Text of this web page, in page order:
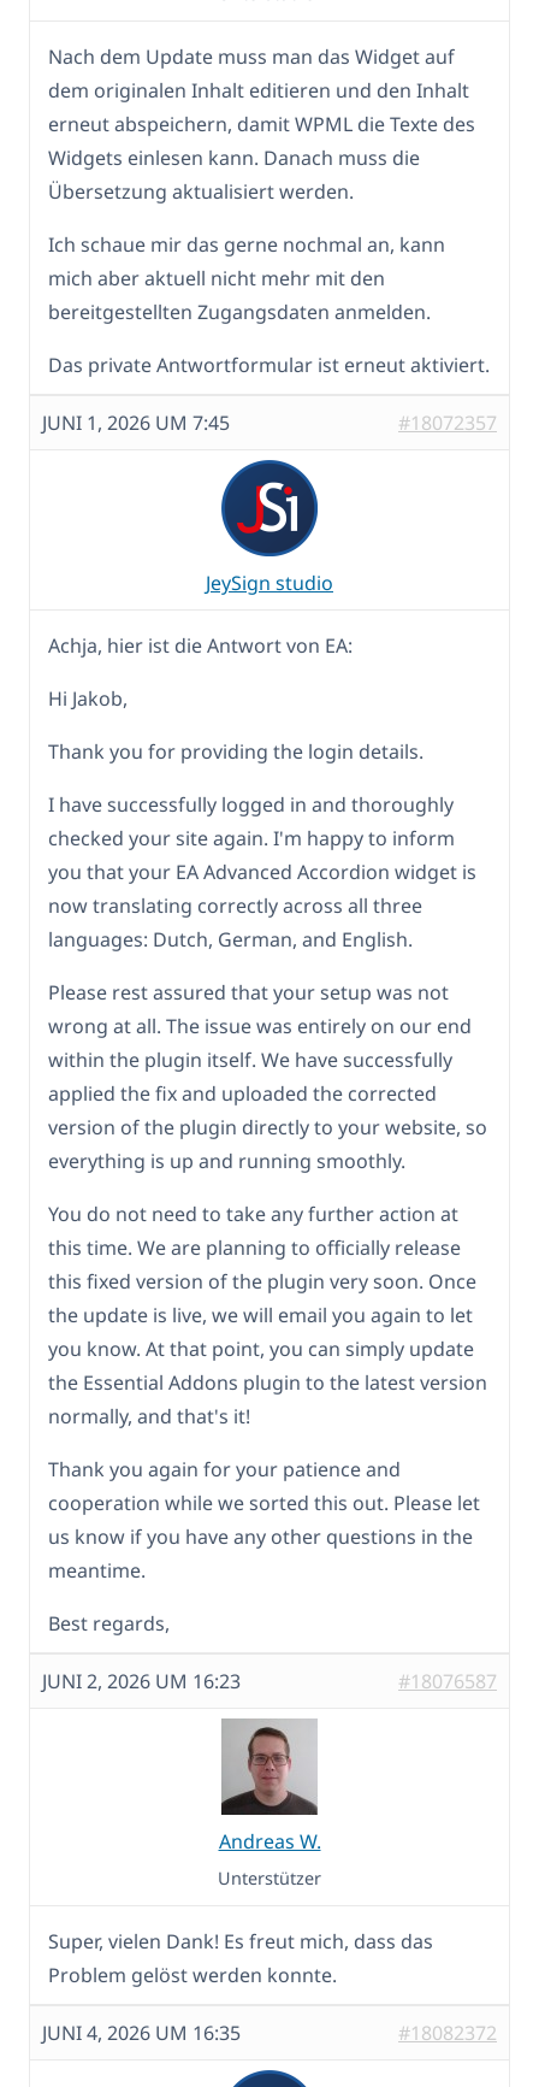
Nach dem Update muss man das Widget auf
dem originalen Inhalt editieren und den Inhalt
erneut abspeichern, damit WPML die Texte des
Widgets einlesen kann. Danach muss die
Übersetzung aktualisiert werden.
Ich schaue mir das gerne nochmal an, kann
mich aber aktuell nicht mehr mit den
bereitgestellten Zugangsdaten anmelden.
Das private Antwortformular ist erneut aktiviert.
JUNI 1, 2026 UM 7:45 #18072357
JeySign studio
Achja, hier ist die Antwort von EA:
Hi Jakob,
Thank you for providing the login details.
I have successfully logged in and thoroughly
checked your site again. I'm happy to inform
you that your EA Advanced Accordion widget is
now translating correctly across all three
languages: Dutch, German, and English.
Please rest assured that your setup was not
wrong at all. The issue was entirely on our end
within the plugin itself. We have successfully
applied the fix and uploaded the corrected
version of the plugin directly to your website, so
everything is up and running smoothly.
You do not need to take any further action at
this time. We are planning to officially release
this fixed version of the plugin very soon. Once
the update is live, we will email you again to let
you know. At that point, you can simply update
the Essential Addons plugin to the latest version
normally, and that's it!
Thank you again for your patience and
cooperation while we sorted this out. Please let
us know if you have any other questions in the
meantime.
Best regards,
JUNI 2, 2026 UM 16:23 #18076587
Andreas W.
Unterstützer
Super, vielen Dank! Es freut mich, dass das
Problem gelöst werden konnte.
JUNI 4, 2026 UM 16:35 #18082372